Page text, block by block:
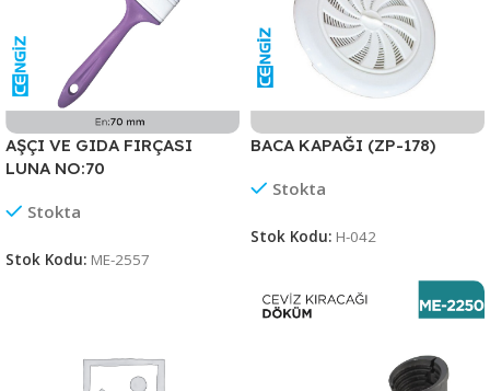
AŞÇI VE GIDA FIRÇASI
LUNA NO:70
Stokta
Stok Kodu: ME-2557
BACA KAPAĞI (ZP-178)
Stokta
Stok Kodu: H-042